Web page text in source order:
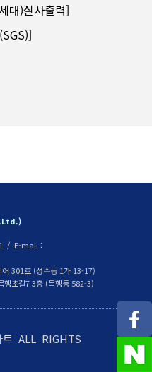
대)실사출력]
/ E-mail :
301호 (성수동 1가 13-17)
행초길7 3층 (목행동 582-3)
트 ALL RIGHTS